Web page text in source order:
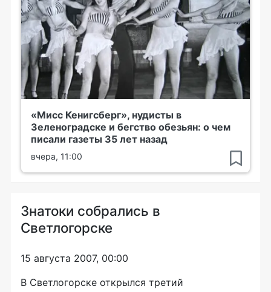
«Мисс Кенигсберг», нудисты в
Зеленоградске и бегство обезьян: о чем
писали газеты 35 лет назад
вчера, 11:00
Знатоки собрались в
Светлогорске
15 августа 2007, 00:00
В Светлогорске открылся третий